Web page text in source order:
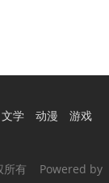
文学 动漫
游戏
所有 Powered by